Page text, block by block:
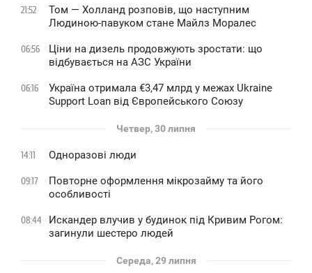
21:52
Том — Холланд розповів, що наступним
Людиною-павуком стане Майлз Моралес
06:56
Ціни на дизель продовжують зростати: що
відбувається на АЗС України
06:16
Україна отримала €3,47 млрд у межах Ukraine
Support Loan від Європейського Союзу
Четвер, 30 липня
14:11 Одноразові люди
09:17
Повторне оформлення мікрозайму та його
особливості
08:44
Искандер влучив у будинок під Кривим Рогом:
загинули шестеро людей
Середа, 29 липня